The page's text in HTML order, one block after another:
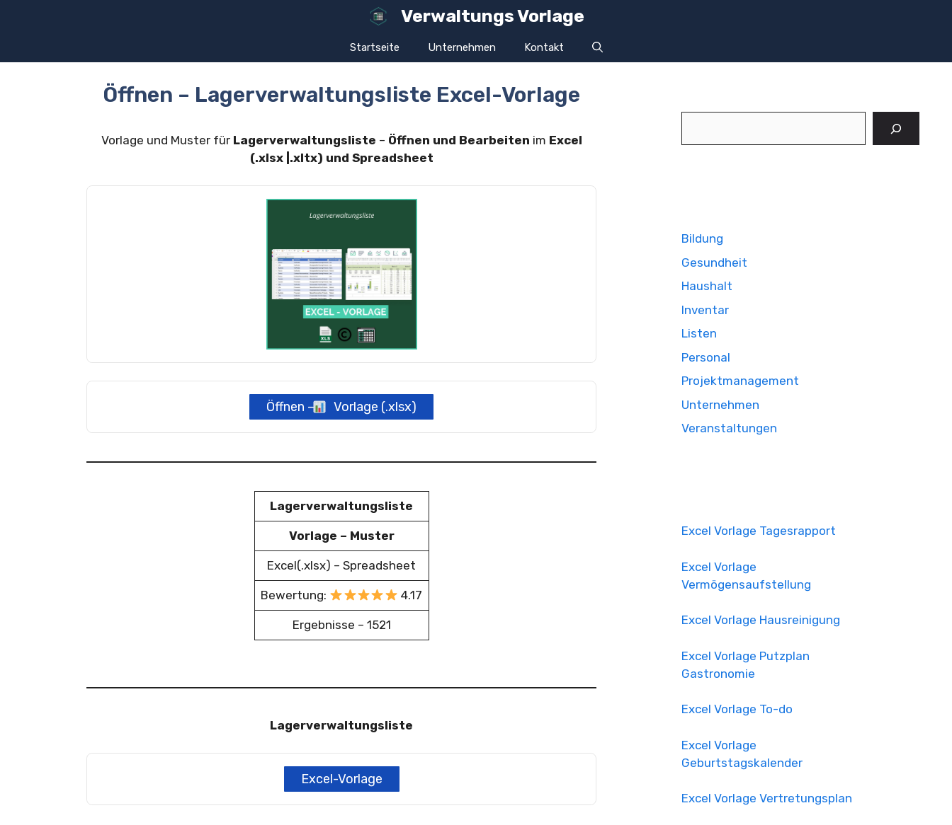
Verwaltungs Vorlage
Startseite Unternehmen Kontakt
Öffnen – Lagerverwaltungsliste Excel-Vorlage
Vorlage und Muster für Lagerverwaltungsliste – Öffnen und Bearbeiten im Excel
(.xlsx |.xltx) und Spreadsheet
Öffnen – Vorlage (.xlsx)
Lagerverwaltungsliste
Vorlage – Muster
Excel(.xlsx) – Spreadsheet
Bewertung: 4.17
Ergebnisse – 1521
Lagerverwaltungsliste
Excel-Vorlage
Bildung
Gesundheit
Haushalt
Inventar
Listen
Personal
Projektmanagement
Unternehmen
Veranstaltungen
Excel Vorlage Tagesrapport
Excel Vorlage
Vermögensaufstellung
Excel Vorlage Hausreinigung
Excel Vorlage Putzplan
Gastronomie
Excel Vorlage To-do
Excel Vorlage
Geburtstagskalender
Excel Vorlage Vertretungsplan